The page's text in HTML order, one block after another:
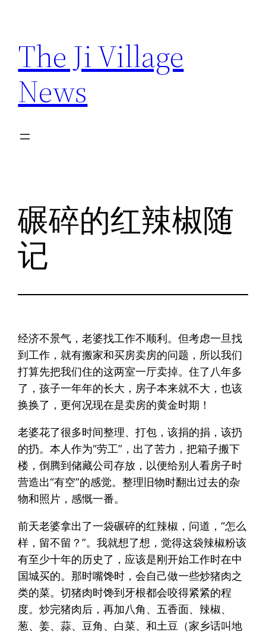
content
The Ji Village
News
碾碎的红辣椒随
记
经济不景气，老婆找工作不顺利。但考虑一旦找
到工作，就有搬家和买房卖房的问题，所以我们
打算先把我们住的这两室一厅卖掉。住了八年多
了，孩子一年年的长大，房子本来就不大，也该
换换了，更何况现在是卖房的黄金时期！
老婆花了很多时间整理、打包，该捐的捐，该扔
的扔。本人作为“劳工”，出了苦力，把箱子搬下
楼，倒腾到储藏公司存放，以便给别人看房子时
营造出“有空”的感觉。整理旧物时翻出过去的杂
物和照片，感慨一番。
前天老婆拿出了一袋碾碎的红辣椒，问道，“怎么
样，留不留？”。我就想了想，觉得这袋辣椒粉该
有至少十年的历史了，应该是刚开始工作时在中
国城买的。那时嘴馋时，会自己做一些炒猪肉之
类的菜。切猪肉时馋到牙根都会咬得紧紧的程
度。炒完猪肉后，再加八角、五香面、辣椒、
葱、姜、蒜、豆角、白菜、和土豆（家乡话叫地